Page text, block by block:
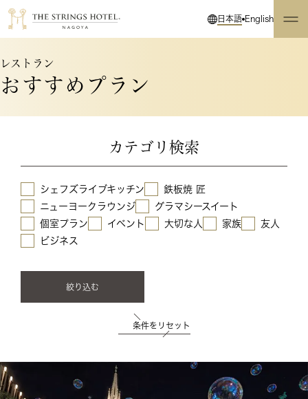
日本語 English
レストラン
おすすめプラン
カテゴリ検索
シェフズライブキッチン
鉄板焼 匠
ニューヨークラウンジ
グラマシースイート
個室プラン
イベント 大切な人 家族
友人
ビジネス
絞り込む
条件をリセット